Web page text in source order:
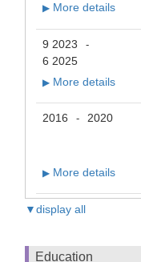
▶ More details
9 2023 -
6 2025
▶ More details
2016 - 2020
▶ More details
▼display all
Education